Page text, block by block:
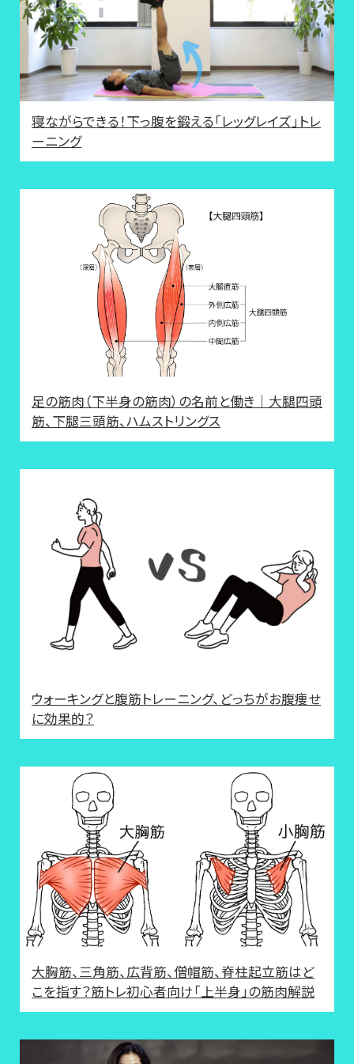
寝ながらできる！下っ腹を鍛える「レッグレイズ」トレ
ーニング
足の筋肉（下半身の筋肉）の名前と働き｜大腿四頭
筋、下腿三頭筋、ハムストリングス
ウォーキングと腹筋トレーニング、どっちがお腹痩せ
に効果的？
大胸筋、三角筋、広背筋、僧帽筋、脊柱起立筋はど
こを指す？筋トレ初心者向け「上半身」の筋肉解説